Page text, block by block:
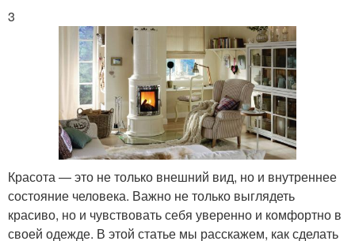
3
Красота — это не только внешний вид, но и внутреннее
состояние человека. Важно не только выглядеть
красиво, но и чувствовать себя уверенно и комфортно в
своей одежде. В этой статье мы расскажем, как сделать